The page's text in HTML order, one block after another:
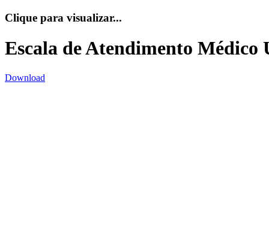
Clique para visualizar...
Escala de Atendimento Médico
Download